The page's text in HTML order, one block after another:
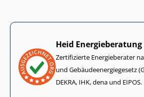
Heid Energieberatung
Zertifizierte Energieberater
und Ge­bäu­de­en­er­gie­ge­setz
DEKRA, IHK, dena und EIPOS.